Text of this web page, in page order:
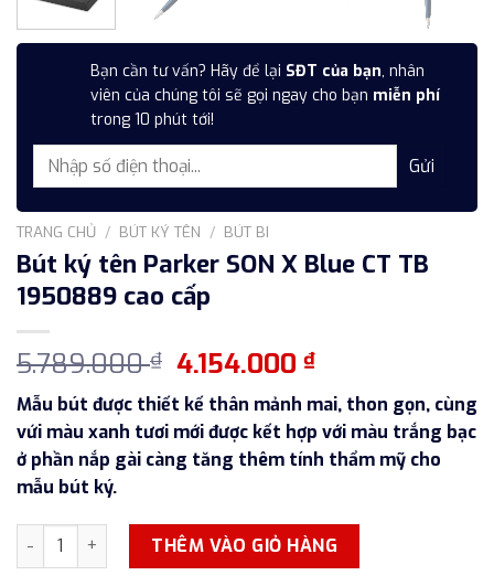
Bạn cần tư vấn? Hãy để lại SĐT của bạn, nhân
viên của chúng tôi sẽ gọi ngay cho bạn miễn phí
trong 10 phút tới!
TRANG CHỦ / BÚT KÝ TÊN / BÚT BI
Bút ký tên Parker SON X Blue CT TB
1950889 cao cấp
5.789.000₫ Giá
gốc
là:
5.789.000 ₫.
4.154.000₫Giá
hiện
tại
là:
4.154.000 ₫.
Mẫu bút được thiết kế thân mảnh mai, thon gọn, cùng
vứi màu xanh tươi mới được kết hợp với màu trắng bạc
ở phần nắp gài càng tăng thêm tính thẩm mỹ cho
mẫu bút ký.
Bút ký tên Parker SON X Blue CT TB 1950889 cao cấp số
THÊM VÀO GIỎ HÀNG